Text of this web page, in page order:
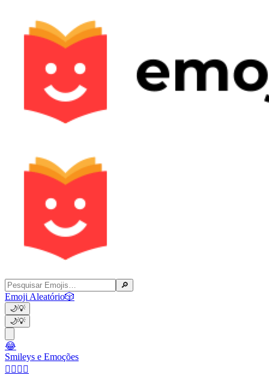
🔎
Emoji Aleatório🎲
🌙💡
🌙💡
😂
Smileys e Emoções
👩‍❤️‍💋‍👨